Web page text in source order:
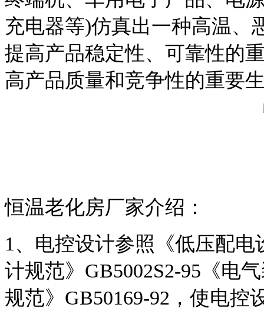
充电器等)仿真出一种高温、
提高产品稳定性、可靠性的
高产品质量和竞争性的重要
恒温老化房厂家介绍：
1、电控设计参照《低压配电
计规范》GB5002S2-95《电
规范》GB50169-92，使电控